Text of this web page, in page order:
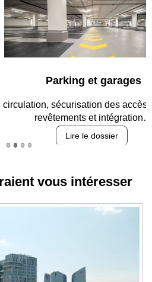
et garages
des accès, durabilité des
et intégration…
vous intéresser